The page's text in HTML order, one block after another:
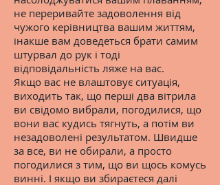
не переривайте задоволення від
чужого керівництва вашим життям,
інакше вам доведеться брати самим
штурвал до рук і тоді
відповідальність ляже на вас.
Якщо вас не влаштовує ситуація,
виходить так, що перші два вітрила
ви свідомо вибрали, погодилися, що
вони вас кудись тягнуть, а потім ви
незадоволені результатом. Швидше
за все, ви не обирали, а просто
погодилися з тим, що ви щось комусь
винні. І якщо ви збираєтеся далі